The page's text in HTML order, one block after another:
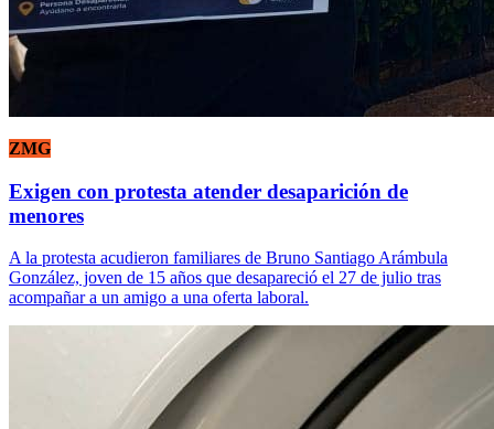
ZMG
Exigen con protesta atender desaparición de
menores
A la protesta acudieron familiares de Bruno Santiago Arámbula
González, joven de 15 años que desapareció el 27 de julio tras
acompañar a un amigo a una oferta laboral.